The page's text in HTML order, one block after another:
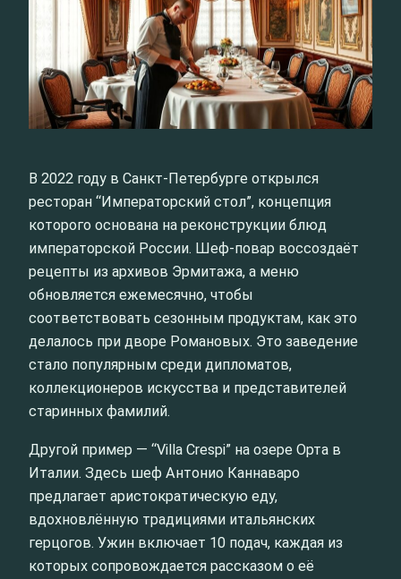
В 2022 году в Санкт-Петербурге открылся
ресторан “Императорский стол”, концепция
которого основана на реконструкции блюд
императорской России. Шеф-повар воссоздаёт
рецепты из архивов Эрмитажа, а меню
обновляется ежемесячно, чтобы
соответствовать сезонным продуктам, как это
делалось при дворе Романовых. Это заведение
стало популярным среди дипломатов,
коллекционеров искусства и представителей
старинных фамилий.
Другой пример — “Villa Crespi” на озере Орта в
Италии. Здесь шеф Антонио Каннаваро
предлагает аристократическую еду,
вдохновлённую традициями итальянских
герцогов. Ужин включает 10 подач, каждая из
которых сопровождается рассказом о её